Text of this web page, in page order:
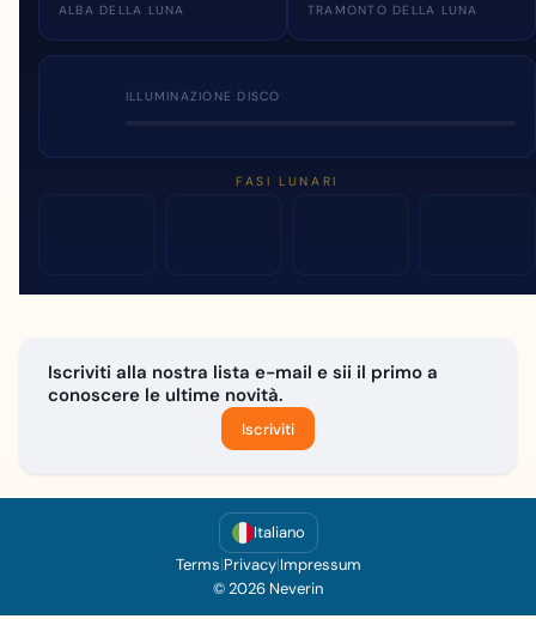
ALBA DELLA LUNA TRAMONTO DELLA LUNA
ILLUMINAZIONE DISCO
FASI LUNARI
Iscriviti alla nostra lista e-mail e sii il primo a
conoscere le ultime novità.
Iscriviti
Italiano
Terms|Privacy|Impressum
© 2026 Neverin